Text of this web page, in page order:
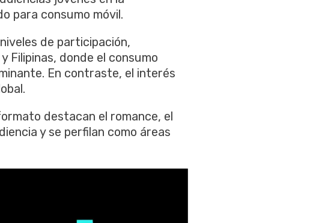
para consumo móvil.
de participación,
Filipinas, donde el consumo
En contraste, el interés
destacan el romance, el
y se perfilan como áreas